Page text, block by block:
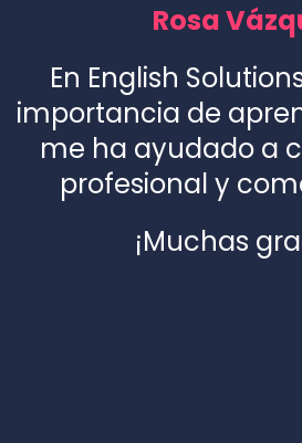
Rosa
En English
importancia de
me ha ayudado a
profesional y
¡Muchas